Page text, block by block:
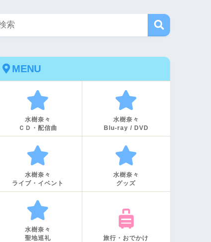
MENU
水樹奈々
ＣＤ・配信曲
水樹奈々
Blu-ray / DVD
水樹奈々
ライブ・イベント
水樹奈々
グッズ
水樹奈々
聖地巡礼
旅行・おでかけ